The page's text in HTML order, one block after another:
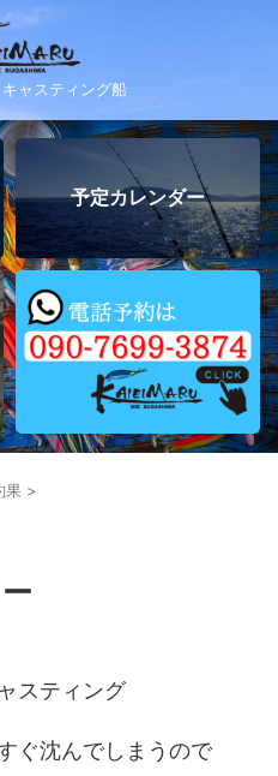
ャスティング船
予定カレンダー
果 >
スティング
ぐ沈んでしまうので